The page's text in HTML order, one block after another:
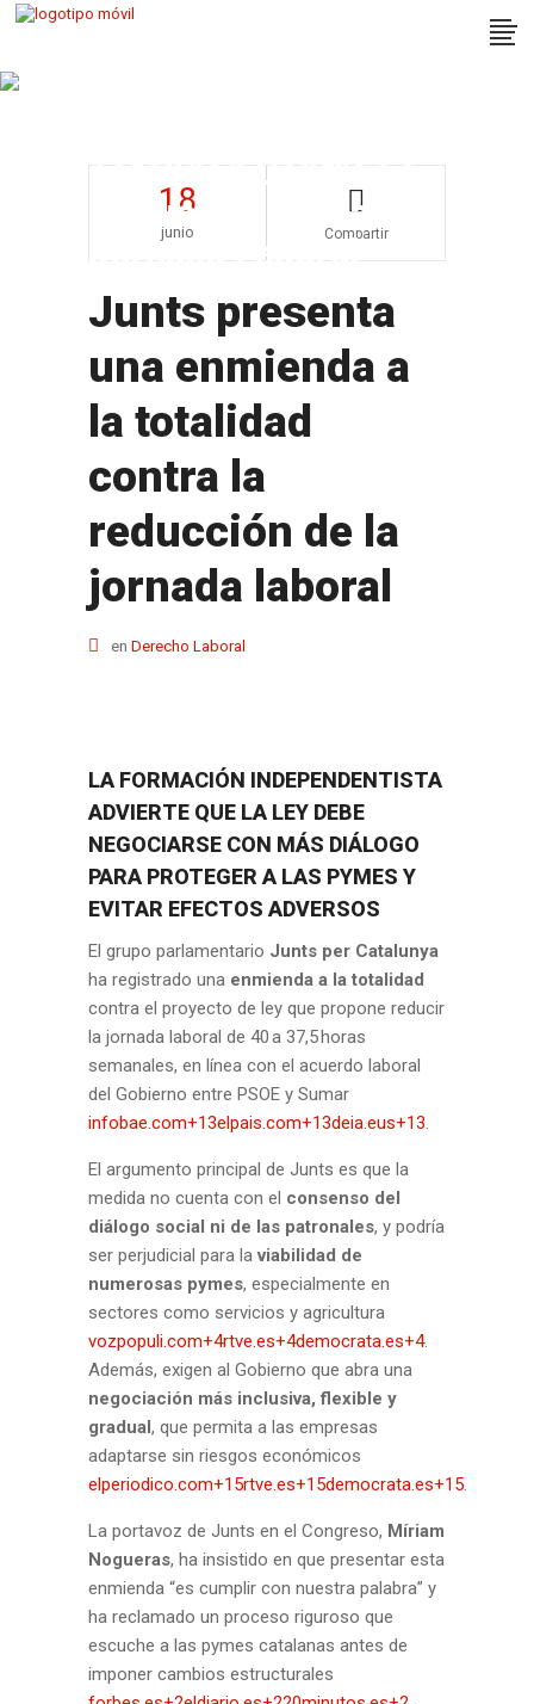
Totalidad Contra La
Reducción De La
Jornada Laboral
18
junio Compartir
Junts presenta
una enmienda a
la totalidad
contra la
reducción de la
jornada laboral
en Derecho Laboral
LA FORMACIÓN INDEPENDENTISTA
ADVIERTE QUE LA LEY DEBE
NEGOCIARSE CON MÁS DIÁLOGO
PARA PROTEGER A LAS PYMES Y
EVITAR EFECTOS ADVERSOS
El grupo parlamentario Junts per Catalunya
ha registrado una enmienda a la totalidad
contra el proyecto de ley que propone reducir
la jornada laboral de 40 a 37,5 horas
semanales, en línea con el acuerdo laboral
del Gobierno entre PSOE y Sumar
infobae.com+13elpais.com+13deia.eus+13.
El argumento principal de Junts es que la
medida no cuenta con el consenso del
diálogo social ni de las patronales, y podría
ser perjudicial para laviabilidad de
numerosas pymes, especialmente en
sectores como servicios y agricultura
vozpopuli.com+4rtve.es+4democrata.es+4.
Además, exigen al Gobierno que abra una
negociación más inclusiva, flexible y
gradual, que permita a las empresas
adaptarse sin riesgos económicos
elperiodico.com+15rtve.es+15democrata.es+15.
La portavoz de Junts en el Congreso, Míriam
Nogueras, ha insistido en que presentar esta
enmienda “es cumplir con nuestra palabra” y
ha reclamado un proceso riguroso que
escuche a las pymes catalanas antes de
imponer cambios estructurales